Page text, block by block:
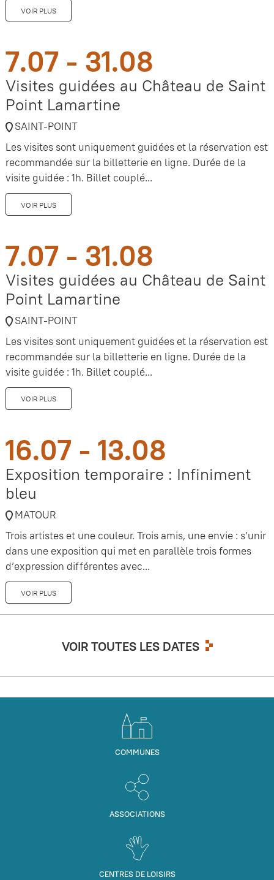
VOIR PLUS
7.07 - 31.08
Visites guidées au Château de Saint
Point Lamartine
SAINT-POINT
Les visites sont uniquement guidées et la réservation est
recommandée sur la billetterie en ligne. Durée de la
visite guidée : 1h. Billet couplé...
VOIR PLUS
7.07 - 31.08
Visites guidées au Château de Saint
Point Lamartine
SAINT-POINT
Les visites sont uniquement guidées et la réservation est
recommandée sur la billetterie en ligne. Durée de la
visite guidée : 1h. Billet couplé...
VOIR PLUS
16.07 - 13.08
Exposition temporaire : Infiniment
bleu
MATOUR
Trois artistes et une couleur. Trois amis, une envie : s’unir
dans une exposition qui met en parallèle trois formes
d’expression différentes avec...
VOIR PLUS
VOIR TOUTES LES DATES
COMMUNES
ASSOCIATIONS
CENTRES DE LOISIRS